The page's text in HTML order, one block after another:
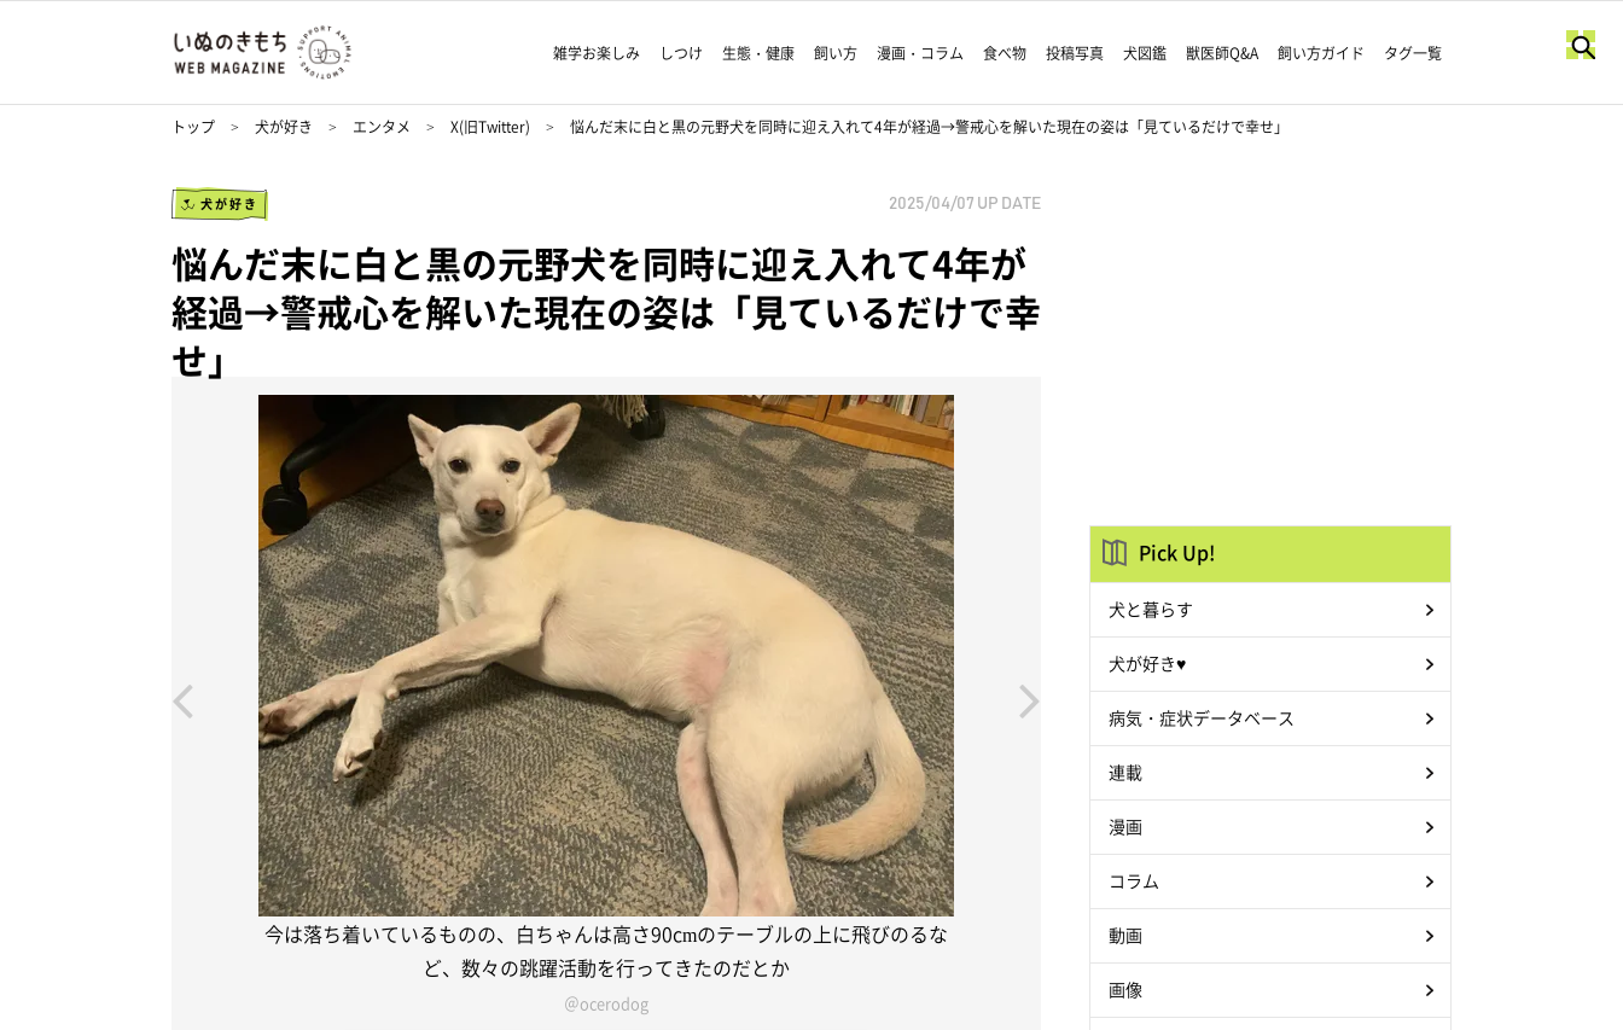
雑学お楽しみ しつけ 生態・健康 飼い方 漫画・コラム 食べ物 投稿写真 犬図鑑 獣医師Q&A 飼い方ガイド タグ一覧
トップ 犬が好き エンタメ X(旧Twitter) 悩んだ末に白と黒の元野犬を同時に迎え入れて4年が経過→警戒心を解いた現在の姿は「見ているだけで幸せ」
犬が好き 2025/04/07 UP DATE
悩んだ末に白と黒の元野犬を同時に迎え入れて4年が
経過→警戒心を解いた現在の姿は「見ているだけで幸
せ」
今は落ち着いているものの、白ちゃんは高さ90cmのテーブルの上に飛びのるな
ど、数々の跳躍活動を行ってきたのだとか
＠ocerodog
Pick Up!
犬と暮らす
犬が好き♥
病気・症状データベース
連載
漫画
コラム
動画
画像